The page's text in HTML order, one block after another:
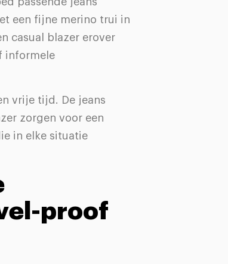
een fijne merino trui in
casual blazer erover
informele
vrije tijd. De jeans
zorgen voor een
in elke situatie
proof